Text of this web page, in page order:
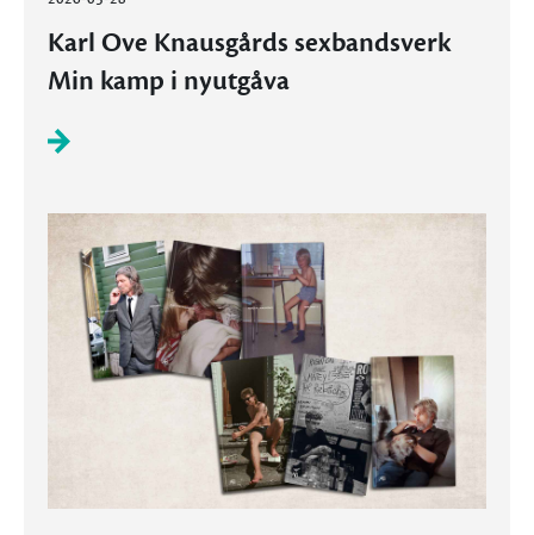
Karl Ove Knausgårds sexbandsverk
Min kamp i nyutgåva